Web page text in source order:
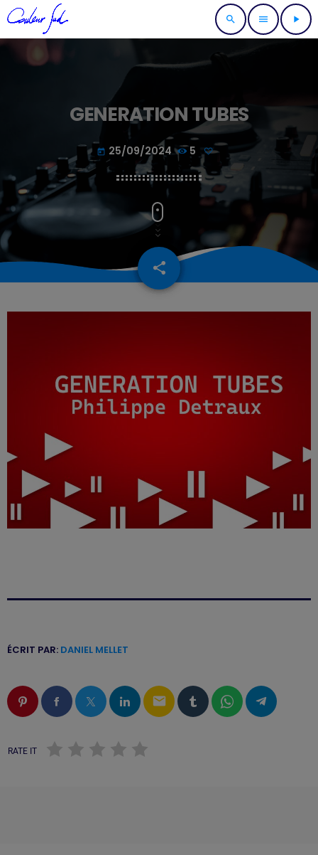
search menu play_arrow
GENERATION TUBES
today 25/09/2024 5
share
email
ÉCRIT PAR: DANIEL MELLET
email
RATE IT